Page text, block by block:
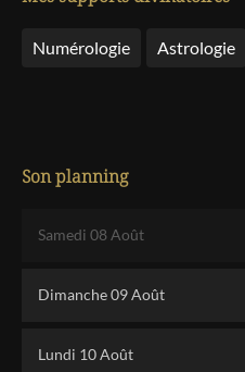
Numérologie Astrologie
Son planning
Samedi 08 Août
Dimanche 09 Août
Lundi 10 Août